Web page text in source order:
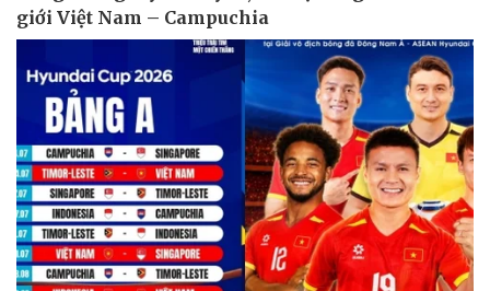
Pháp luật
Vụ án
Tin nóng
Tư vấn luật
Quân sự - Quốc phòng
Vũ khí
Việt Nam
Phân tích